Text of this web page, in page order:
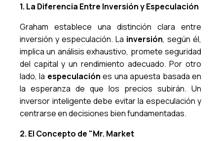
1. La Diferencia Entre Inversión y Especulación
Graham establece una distinción clara entre
inversión y especulación. La inversión, según él,
implica un análisis exhaustivo, promete seguridad
del capital y un rendimiento adecuado. Por otro
lado, la especulación es una apuesta basada en
la esperanza de que los precios subirán. Un
inversor inteligente debe evitar la especulación y
centrarse en decisiones bien fundamentadas.
2. El Concepto de "Mr. Market